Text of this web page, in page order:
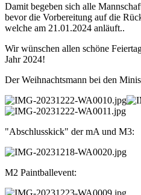
Damit begeben sich alle
bevor die Vorbereitung auf die
welche am 21.01.2024 anläuft..
Wir wünschen allen schöne
Jahr 2024!
Der Weihnachtsmann bei den
"Abschlusskick" der mA und M3:
M2 Paintballevent: